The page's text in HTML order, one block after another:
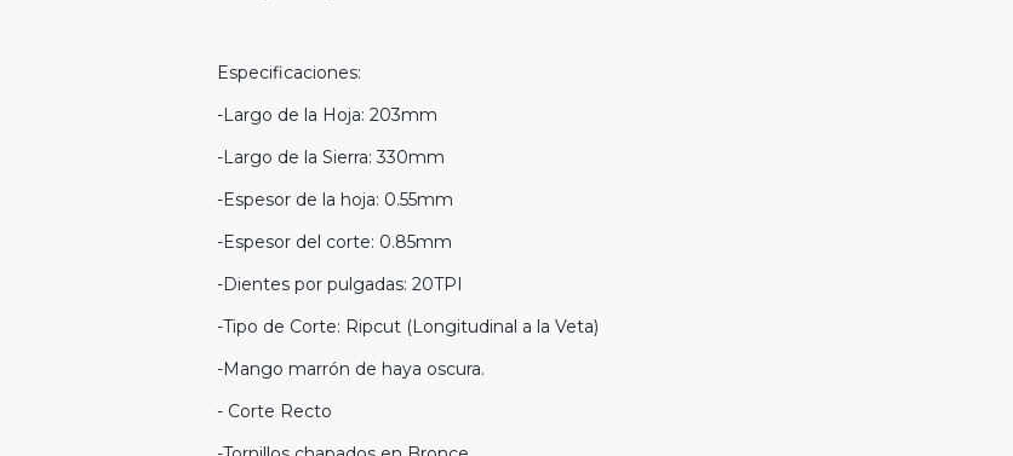
Especificaciones:
-Largo de la Hoja: 203mm
-Largo de la Sierra: 330mm
-Espesor de la hoja: 0.55mm
-Espesor del corte: 0.85mm
-Dientes por pulgadas: 20TPI
-Tipo de Corte: Ripcut (Longitudinal a la Veta)
-Mango marrón de haya oscura.
- Corte Recto